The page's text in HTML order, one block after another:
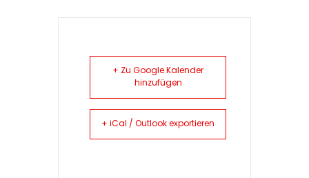
+ Zu Google Kalender
hinzufügen
+ iCal / Outlook exportieren